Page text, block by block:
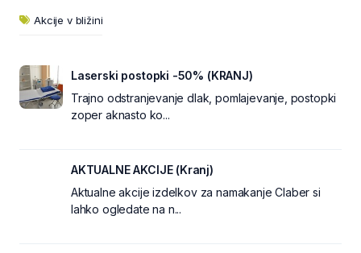
Akcije v bližini
Laserski postopki -50% (KRANJ)
Trajno odstranjevanje dlak, pomlajevanje, postopki
zoper aknasto ko...
AKTUALNE AKCIJE (Kranj)
Aktualne akcije izdelkov za namakanje Claber si
lahko ogledate na n...